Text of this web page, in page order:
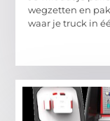
wegzetten en
waar je truck in